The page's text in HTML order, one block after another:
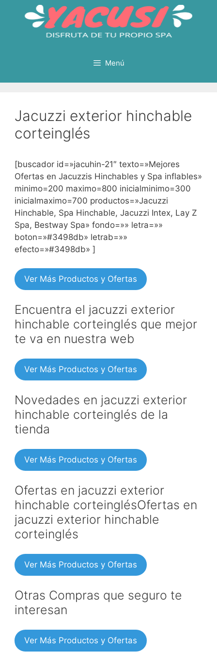
contenido
Menú
Jacuzzi exterior hinchable
corteinglés
[buscador id=»jacuhin-21″ texto=»Mejores
Ofertas en Jacuzzis Hinchables y Spa inflables»
minimo=200 maximo=800 inicialminimo=300
inicialmaximo=700 productos=»Jacuzzi
Hinchable, Spa Hinchable, Jacuzzi Intex, Lay Z
Spa, Bestway Spa» fondo=»» letra=»»
boton=»#3498db» letrab=»»
efecto=»#3498db» ]
Ver Más Productos y Ofertas
Encuentra el jacuzzi exterior
hinchable corteinglés que mejor
te va en nuestra web
Ver Más Productos y Ofertas
Novedades en jacuzzi exterior
hinchable corteinglés de la
tienda
Ver Más Productos y Ofertas
Ofertas en jacuzzi exterior
hinchable corteinglésOfertas en
jacuzzi exterior hinchable
corteinglés
Ver Más Productos y Ofertas
Otras Compras que seguro te
interesan
Ver Más Productos y Ofertas